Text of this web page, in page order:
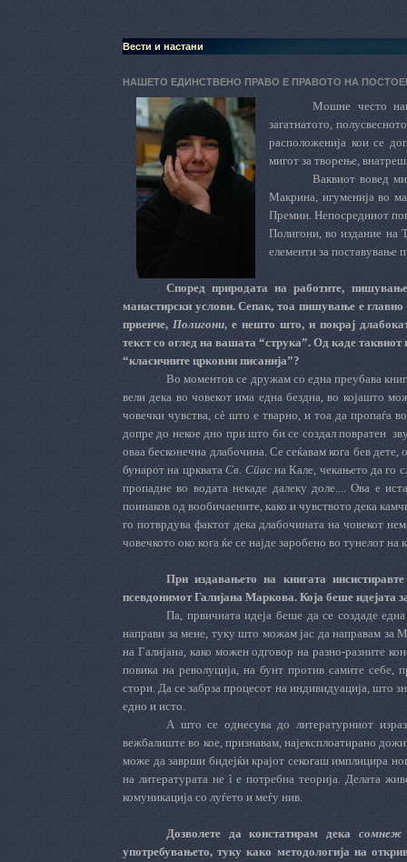
Вести и настани
НАШЕТО ЕДИНСТВЕНО ПРАВО Е ПРАВОТО НА
Мошне често
загатнатото,
расположенија кои се
мигот за творење,
Ваквиот вовед
Макрина, игуменија во
Премин. Непосредниот
Полигони, во издание на
елементи за поставување
Според природата на работите,
манастирски услови. Сепак, тоа пишување е главно
првенче, Полигони, е нешто што, и покрај
текст со оглед на вашата “струка”. Од каде
“класичните црковни писанија”?
Во моментов се дружам со една преубава
вели дека во човекот има една бездна, во којашто
човечки чувства, сè што е тварно, и тоа да пропаѓа
допре до некое дно при што би се создал повратен
оваа бесконечна длабочина. Се сеќавам кога бев
бунарот на цркватаСв. Спасна Кале, чекањето да го
пропадне во водата некаде далеку доле.... Ова е
поинаков од вообичаените, како и чувството дека
го потврдува фактот дека длабочината на човекот
човечкото око кога ќе се најде заробено во тунелот на
При издавањето на книгата
псевдонимот Галијана Маркова. Која беше идејата
Па, првичната идеја беше да се создаде
направи за мене, туку што можам јас да направам за
на Галијана, како можен одговор на разно-разните
повика на револуција, на бунт против самите
стори. Да се забрза процесот на индивидуација, што
едно и исто.
А што се однесува до литературниот
вежбалиште во кое, признавам, најексплоатирано
може да заврши бидејќи крајот секогаш имплицира
на литературата не ì е потребна теорија. Делата
комуникација со луѓето и меѓу нив.
Дозволете да констатирам дека сомнеж
употребувањето, туку како методологија на